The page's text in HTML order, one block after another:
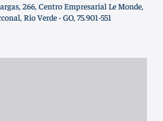
266, Centro Empresarial Le Monde,
Rio Verde - GO, 75.901-551